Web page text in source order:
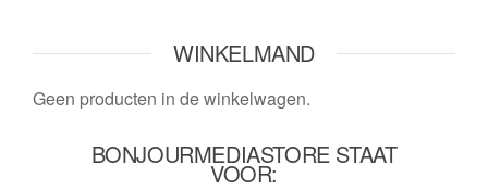
WINKELMAND
Geen producten in de winkelwagen.
BONJOURMEDIASTORE STAAT
VOOR: